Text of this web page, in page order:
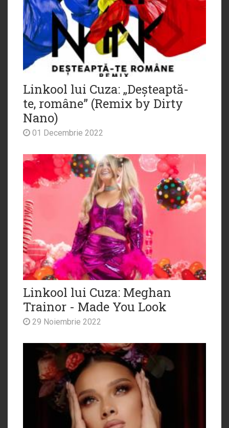
Linkool lui Cuza: „Deșteaptă-
te, române” (Remix by Dirty
Nano)
01 Decembrie 2022
Linkool lui Cuza: Meghan
Trainor - Made You Look
29 Noiembrie 2022